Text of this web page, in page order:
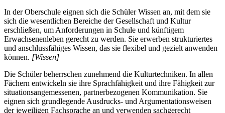
In der Oberschule eignen sich die Schüler Wissen an, mit dem sie
sich die wesentlichen Bereiche der Gesellschaft und Kultur
erschließen, um Anforderungen in Schule und künftigem
Erwachsenenleben gerecht zu werden. Sie erwerben strukturiertes
und anschlussfähiges Wissen, das sie flexibel und gezielt anwenden
können. [Wissen]
Die Schüler beherrschen zunehmend die Kulturtechniken. In allen
Fächern entwickeln sie ihre Sprachfähigkeit und ihre Fähigkeit zur
situationsangemessenen, partnerbezogenen Kommunikation. Sie
eignen sich grundlegende Ausdrucks- und Argumentationsweisen
der jeweiligen Fachsprache an und verwenden sachgerecht